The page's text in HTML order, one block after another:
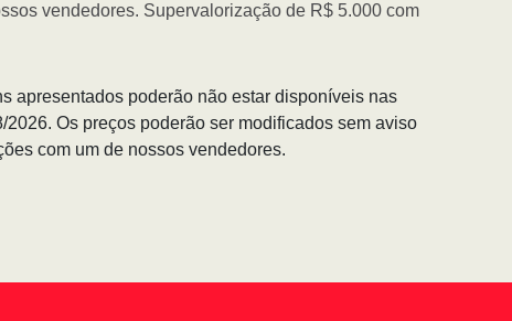
vendedores. Supervalorização de R$ 5.000 com
apresentados poderão não estar disponíveis nas
Os preços poderão ser modificados sem aviso
com um de nossos vendedores.